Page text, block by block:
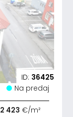
ID: 36425
Na predaj
2 423 €/m²